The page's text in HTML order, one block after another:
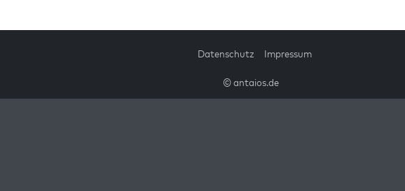
Datenschutz Impressum
© antaios.de